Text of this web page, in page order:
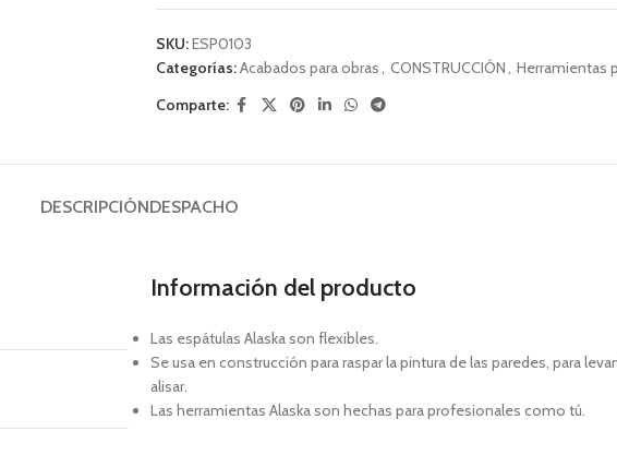
SKU:ESP0103
Categorías:Acabados para obras CONSTRUCCIÓN
Herramientas
Comparte:
DESCRIPCIÓNDESPACHO
Información del producto
Las espátulas Alaska son flexibles.
Se usa en construcción para raspar la pintura de las paredes, para
alisar.
Las herramientas Alaska son hechas para profesionales como tú.